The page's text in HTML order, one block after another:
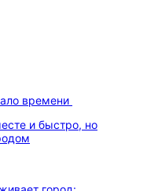
времени
и быстро, но